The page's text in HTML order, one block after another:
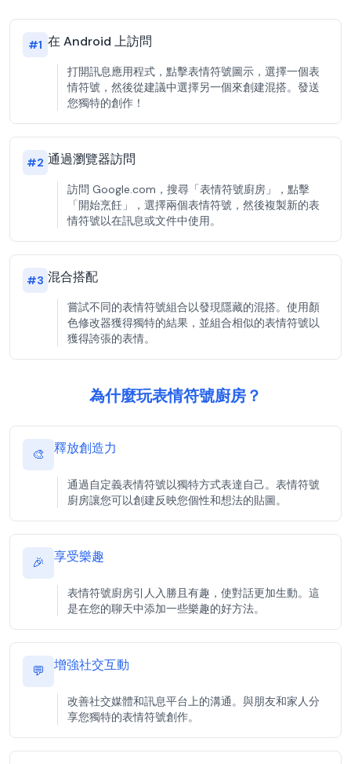
#1 在 Android 上訪問
打開訊息應用程式，點擊表情符號圖示，選擇一個表
情符號，然後從建議中選擇另一個來創建混搭。發送
您獨特的創作！
#2 通過瀏覽器訪問
訪問 Google.com，搜尋「表情符號廚房」，點擊
「開始烹飪」，選擇兩個表情符號，然後複製新的表
情符號以在訊息或文件中使用。
#3 混合搭配
嘗試不同的表情符號組合以發現隱藏的混搭。使用顏
色修改器獲得獨特的結果，並組合相似的表情符號以
獲得誇張的表情。
為什麼玩表情符號廚房？
🎨 釋放創造力
通過自定義表情符號以獨特方式表達自己。表情符號
廚房讓您可以創建反映您個性和想法的貼圖。
🎉 享受樂趣
表情符號廚房引人入勝且有趣，使對話更加生動。這
是在您的聊天中添加一些樂趣的好方法。
💬 增強社交互動
改善社交媒體和訊息平台上的溝通。與朋友和家人分
享您獨特的表情符號創作。